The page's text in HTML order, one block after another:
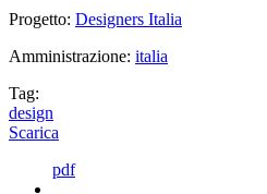
Progetto: Designers Italia
Amministrazione: italia
Tag:
design
Scarica
pdf